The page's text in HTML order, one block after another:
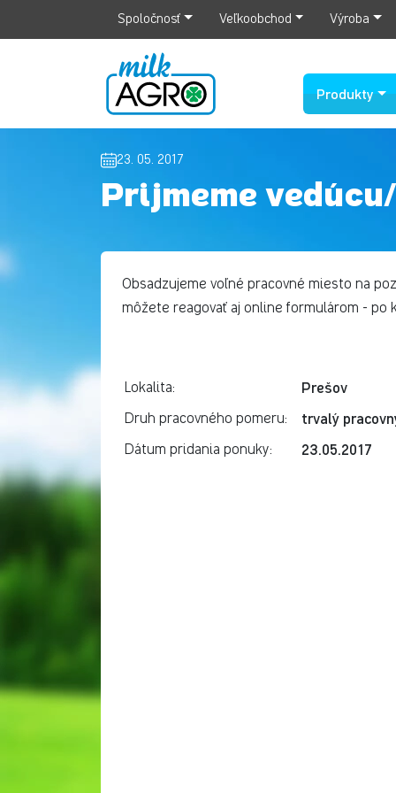
Spoločnosť Veľkoobchod Výroba
Produkty
23. 05. 2017
Prijmeme
Obsadzujeme voľné pracovné miesto na
môžete reagovať aj online formulárom - po
Lokalita: Prešov
Druh pracovného pomeru: trvalý
Dátum pridania ponuky: 23.05.2017